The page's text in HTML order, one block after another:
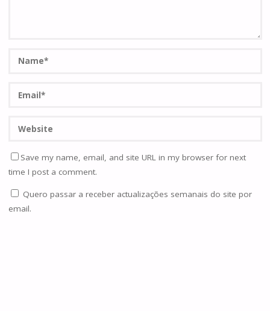
Save my name, email, and site URL in my browser for next
time I post a comment.
Quero passar a receber actualizações semanais do site por
email.